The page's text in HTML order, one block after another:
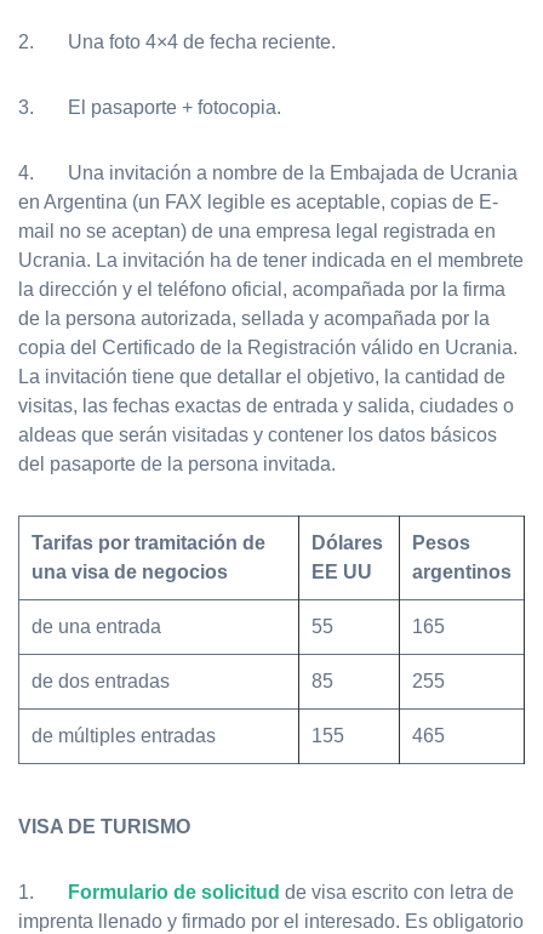
2. Una foto 4×4 de fecha reciente.
3. El pasaporte + fotocopia.
4. Una invitación a nombre de la Embajada de Ucrania
en Argentina (un FAX legible es aceptable, copias de E-
mail no se aceptan) de una empresa legal registrada en
Ucrania. La invitación ha de tener indicada en el membrete
la dirección y el teléfono oficial, acompañada por la firma
de la persona autorizada, sellada y acompañada por la
copia del Certificado de la Registración válido en Ucrania.
La invitación tiene que detallar el objetivo, la cantidad de
visitas, las fechas exactas de entrada y salida, ciudades o
aldeas que serán visitadas y contener los datos básicos
del pasaporte de la persona invitada.
Tarifas por tramitación de
una visa de negocios
Dólares
EE UU
Pesos
argentinos
de una entrada 55 165
de dos entradas 85 255
de múltiples entradas 155 465
VISA DE TURISMO
1. Formulario de solicitud de visa escrito con letra de
imprenta llenado y firmado por el interesado. Es obligatorio